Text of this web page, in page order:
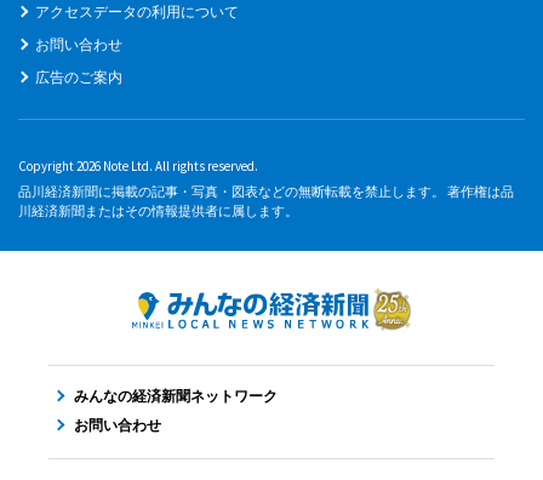
アクセスデータの利用について
お問い合わせ
広告のご案内
Copyright 2026 Note Ltd. All rights reserved.
品川経済新聞に掲載の記事・写真・図表などの無断転載を禁止します。 著作権は品
川経済新聞またはその情報提供者に属します。
みんなの経済新聞ネットワーク
お問い合わせ